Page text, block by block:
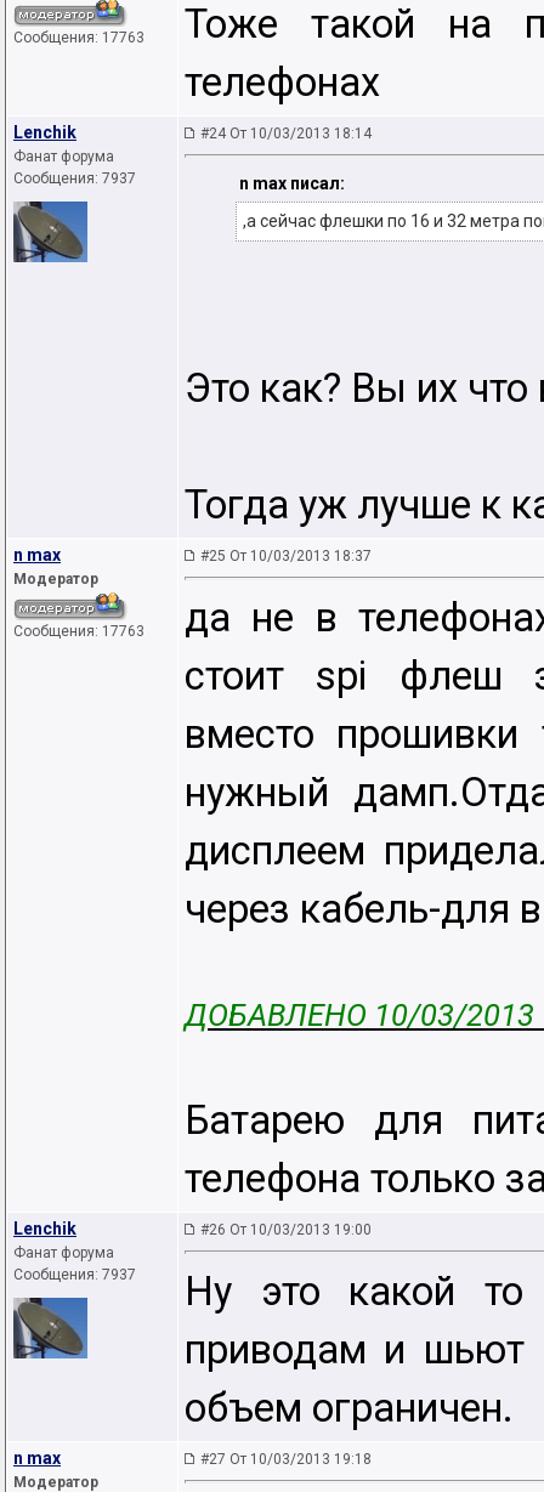
Сообщения: 17763
Тоже такой на
телефонах
Lenchik
Фанат форума
Сообщения: 7937
#24 От 10/03/2013 18:14
n max писал:
,а сейчас флешки по 16 и 32 метра
Это как? Вы их
Тогда уж лучше к
n max
Модератор
Сообщения: 17763
#25 От 10/03/2013 18:37
да не в
стоит spi флеш
вместо
нужный
дисплеем
через кабель-для
ДОБАВЛЕНО 10/03/2013
Батарею для
телефона только
Lenchik
Фанат форума
Сообщения: 7937
#26 От 10/03/2013 19:00
Ну это какой
приводам и шьют
объем ограничен.
n max
Модератор
#27 От 10/03/2013 19:18